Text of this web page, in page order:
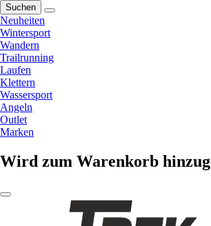
Suchen
Neuheiten
Wintersport
Wandern
Trailrunning
Laufen
Klettern
Wassersport
Angeln
Outlet
Marken
Wird zum Warenkorb